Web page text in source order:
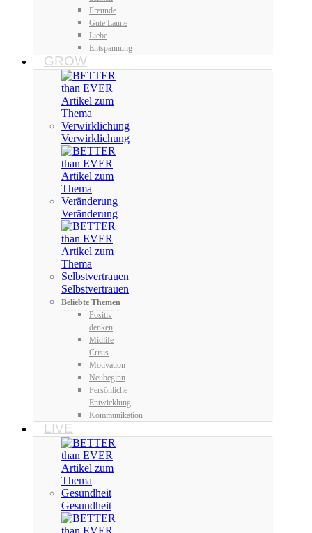
Freunde
Gute Laune
Liebe
Entspannung
GROW
Verwirklichung
Veränderung
Selbstvertrauen
Beliebte Themen
Positiv
denken
Midlife
Crisis
Motivation
Neubeginn
Persönliche
Entwicklung
Kommunikation
LIVE
Gesundheit